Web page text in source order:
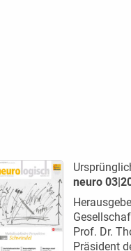
neuro
Prof. Dr.
Präsident